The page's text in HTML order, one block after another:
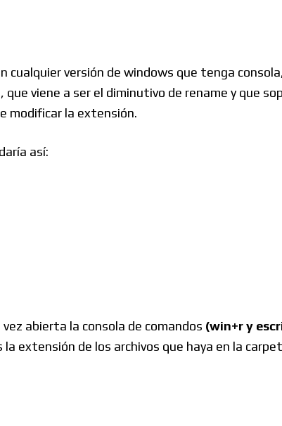
versión de windows que tenga
viene a ser el diminutivo de rename y que
modificar la extensión.
así:
abierta la consola de comandos (win+r y
la extensión de los archivos que haya en la